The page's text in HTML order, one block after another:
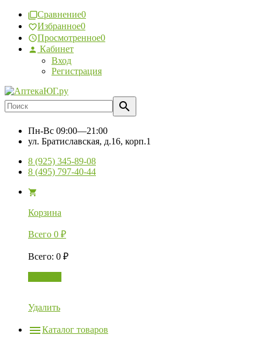
Сравнение0
Избранное0
Просмотренное0
Кабинет
Вход
Регистрация
Пн-Вс 09:00—21:00
ул. Братиславская, д.16, корп.1
8 (925) 345-89-08
8 (495) 797-40-44
Корзина
Всего 0 ₽
Всего: 0 ₽
Удалить
Каталог товаров